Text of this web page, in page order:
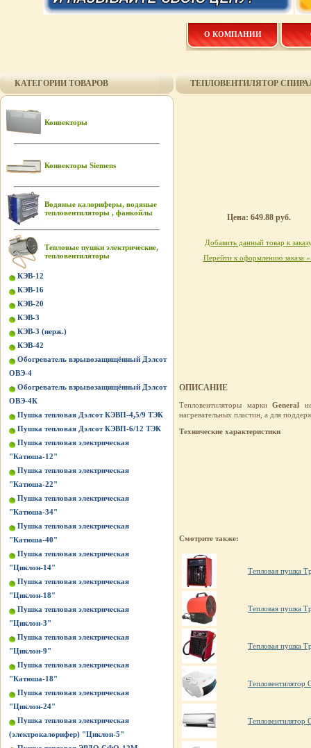
О КОМПАНИИ
КАТЕГОРИИ ТОВАРОВ
Конвекторы
Конвекторы Siemens
Водяные калориферы, водяные
тепловентиляторы , фанкойлы
Тепловые пушки электрические,
тепловентиляторы
КЭВ-12
КЭВ-16
КЭВ-20
КЭВ-3
КЭВ-3 (нерж.)
КЭВ-42
Обогреватель взрывозащищённый Дэлсот
ОВЭ-4
Обогреватель взрывозащищённый Дэлсот
ОВЭ-4К
Пушка тепловая Дэлсот КЭВП-4,5/9 ТЭК
Пушка тепловая Дэлсот КЭВП-6/12 ТЭК
Пушка тепловая электрическая
"Катюша-12"
Пушка тепловая электрическая
"Катюша-22"
Пушка тепловая электрическая
"Катюша-34"
Пушка тепловая электрическая
"Катюша-40"
Пушка тепловая электрическая
"Циклон-14"
Пушка тепловая электрическая
"Циклон-18"
Пушка тепловая электрическая
"Циклон-3"
Пушка тепловая электрическая
"Циклон-9"
Пушка тепловая электрическая
"Катюша-18"
Пушка тепловая электрическая
"Циклон-24"
Пушка тепловая электрическая
(электрокалорифер) "Циклон-5"
ТЕПЛОВЕНТИЛЯТОР
Цена: 649.88 руб.
Добавить данный товар к
Перейти к оформлению заказа
ОПИСАНИЕ
Тепловентиляторы маркиGeneral
нагревательных пластин, а для
Технические характеристики
Смотрите также:
Тепловая пушка
Тепловая пушка
Тепловая пушка
Тепловентилятор
Тепловентилятор